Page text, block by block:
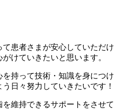
て患者さまが安心していただけ
けていきたいと思います。
を持って技術・知識を身につけ
日々努力していきたいです！
を維持できるサポートをさせて